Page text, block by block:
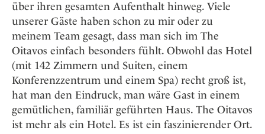
über ihren gesamten Aufenthalt hinweg. Viele
unserer Gäste haben schon zu mir oder zu
meinem Team gesagt, dass man sich im The
Oitavos einfach besonders fühlt. Obwohl das Hotel
(mit 142 Zimmern und Suiten, einem
Konferenzzentrum und einem Spa) recht groß ist,
hat man den Eindruck, man wäre Gast in einem
gemütlichen, familiär geführten Haus. The Oitavos
ist mehr als ein Hotel. Es ist ein faszinierender Ort.